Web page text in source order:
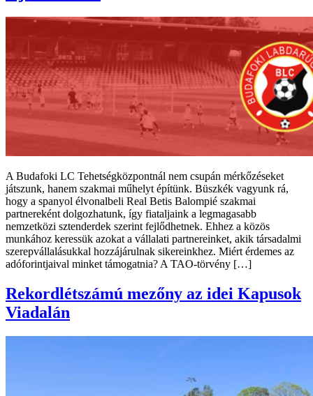
A Budafoki LC Tehetségközpontnál nem csupán mérkőzéseket
játszunk, hanem szakmai műhelyt építünk. Büszkék vagyunk rá,
hogy a spanyol élvonalbeli Real Betis Balompié szakmai
partnereként dolgozhatunk, így fiataljaink a legmagasabb
nemzetközi sztenderdek szerint fejlődhetnek. Ehhez a közös
munkához keressük azokat a vállalati partnereinket, akik társadalmi
szerepvállalásukkal hozzájárulnak sikereinkhez. Miért érdemes az
adóforintjaival minket támogatnia? A TAO-törvény […]
Rekordlétszámú mezőny az idei Kapusok
Viadalán